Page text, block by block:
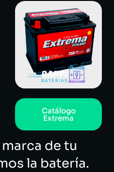
Catálogo
Extrema
marca de tu
la batería.